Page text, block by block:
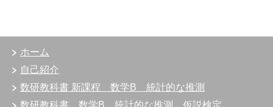
ホーム
自己紹介
数研教科書 新課程 数学B 統計的な推測
数研教科書 数学B 統計的な推測 仮説検定